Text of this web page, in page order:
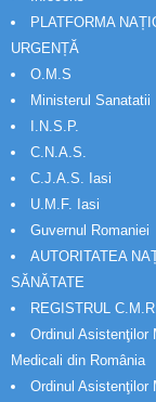
PLATFORMA
URGENȚĂ
O.M.S
Ministerul Sanatatii
I.N.S.P.
C.N.A.S.
C.J.A.S. Iasi
U.M.F. Iasi
Guvernul Romaniei
AUTORITATEA
SĂNĂTATE
REGISTRUL
Ordinul Asistenţilor
Medicali din România
Ordinul Asistenţilor